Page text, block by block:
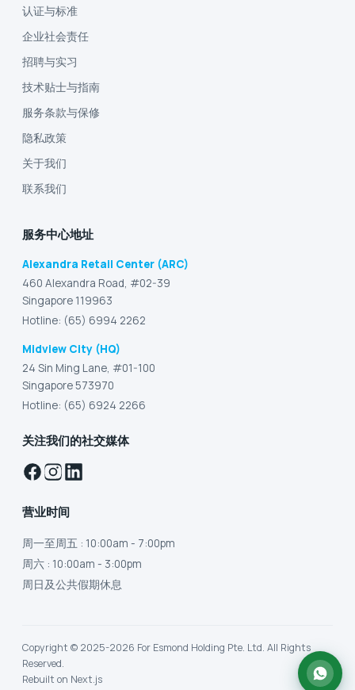
认证与标准
企业社会责任
招聘与实习
技术贴士与指南
服务条款与保修
隐私政策
关于我们
联系我们
服务中心地址
Alexandra Retail Center (ARC)
460 Alexandra Road, #02-39
Singapore 119963
Hotline: (65) 6994 2262
Midview City (HQ)
24 Sin Ming Lane, #01-100
Singapore 573970
Hotline: (65) 6924 2266
关注我们的社交媒体
营业时间
周一至周五 : 10:00am - 7:00pm
周六 : 10:00am - 3:00pm
周日及公共假期休息
Copyright © 2025-2026 For Esmond Holding Pte. Ltd. All Rights
Reserved.
Rebuilt on Next.js